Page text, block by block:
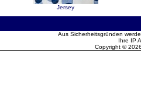
Jersey
Aus Sicherheitsgründen
Ihre IP
Copyright ©